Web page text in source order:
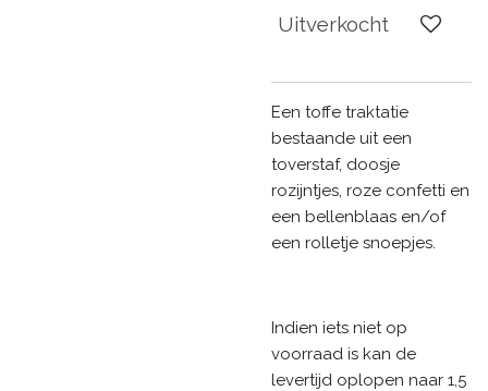
Uitverkocht
Een toffe traktatie
bestaande uit een
toverstaf, doosje
rozijntjes, roze confetti en
een bellenblaas en/of
een rolletje snoepjes.
Indien iets niet op
voorraad is kan de
levertijd oplopen naar 1,5